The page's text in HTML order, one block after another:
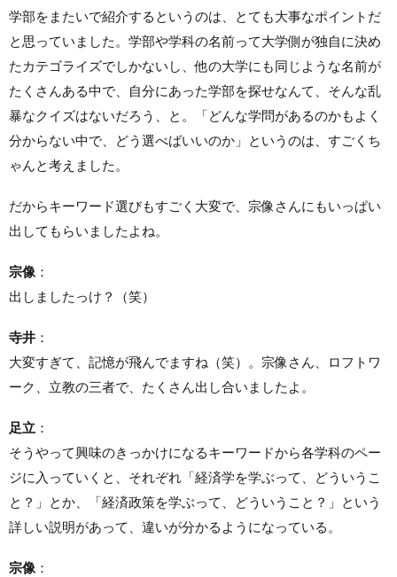
学部をまたいで紹介するというのは、とても大事なポイントだ
と思っていました。学部や学科の名前って大学側が独自に決め
たカテゴライズでしかないし、他の大学にも同じような名前が
たくさんある中で、自分にあった学部を探せなんて、そんな乱
暴なクイズはないだろう、と。「どんな学問があるのかもよく
分からない中で、どう選べばいいのか」というのは、すごくち
ゃんと考えました。
だからキーワード選びもすごく大変で、宗像さんにもいっぱい
出してもらいましたよね。
宗像 ：
出しましたっけ？（笑）
寺井 ：
大変すぎて、記憶が飛んでますね（笑）。宗像さん、ロフトワ
ーク、立教の三者で、たくさん出し合いましたよ。
足立 ：
そうやって興味のきっかけになるキーワードから各学科のペー
ジに入っていくと、それぞれ「経済学を学ぶって、どういうこ
と？」とか、「経済政策を学ぶって、どういうこと？」という
詳しい説明があって、違いが分かるようになっている。
宗像 ：